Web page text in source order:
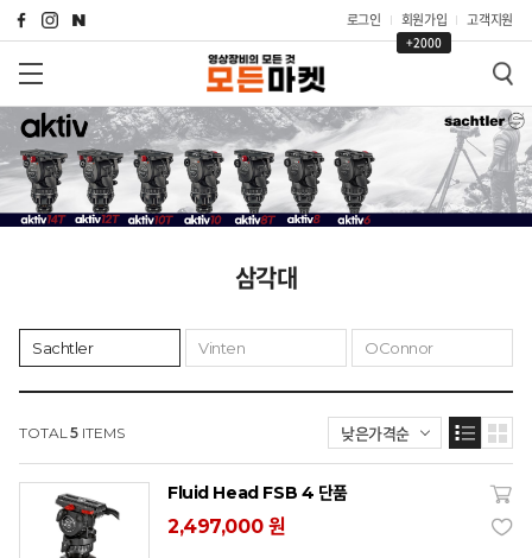
로그인 회원가입
+2000
고객지원
삼각대
Sachtler Vinten OConnor
TOTAL5 ITEMS 낮은가격순
Fluid Head FSB 4 단품
2,497,000 원